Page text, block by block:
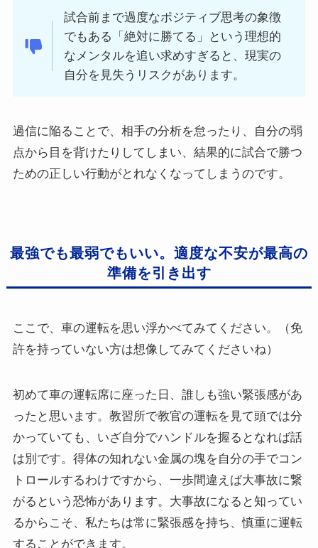
試合前まで過度なポジティブ思考の象徴
でもある「絶対に勝てる」という理想的
なメンタルを追い求めすぎると、現実の
自分を見失うリスクがあります。
過信に陥ることで、相手の分析を怠ったり、自分の弱
点から目を背けたりしてしまい、結果的に試合で勝つ
ための正しい行動がとれなくなってしまうのです。
最強でも最弱でもいい。適度な不安が最高の
準備を引き出す
ここで、車の運転を思い浮かべてみてください。（免
許を持っていない方は想像してみてくださいね）
初めて車の運転席に座った日、誰しも強い緊張感があ
ったと思います。教習所で教官の運転を見て頭では分
かっていても、いざ自分でハンドルを握るとなれば話
は別です。得体の知れない金属の塊を自分の手でコン
トロールするわけですから、一歩間違えば大事故に繋
がるという恐怖があります。大事故になると知ってい
るからこそ、私たちは常に緊張感を持ち、慎重に運転
することができます。